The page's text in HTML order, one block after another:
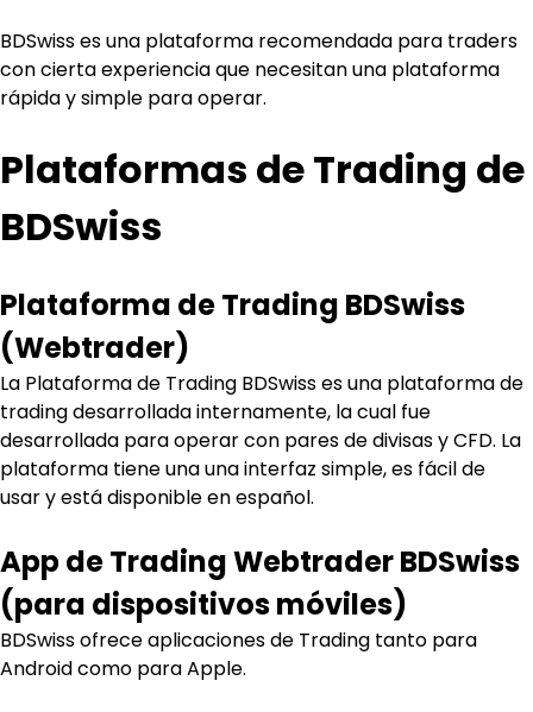
BDSwiss es una plataforma recomendada para traders
con cierta experiencia que necesitan una plataforma
rápida y simple para operar.
Plataformas de Trading de
BDSwiss
Plataforma de Trading BDSwiss
(Webtrader)
La Plataforma de Trading BDSwiss es una plataforma de
trading desarrollada internamente, la cual fue
desarrollada para operar con pares de divisas y CFD. La
plataforma tiene una una interfaz simple, es fácil de
usar y está disponible en español.
App de Trading Webtrader BDSwiss
(para dispositivos móviles)
BDSwiss ofrece aplicaciones de Trading tanto para
Android como para Apple.